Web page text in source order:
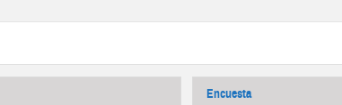
Encuesta